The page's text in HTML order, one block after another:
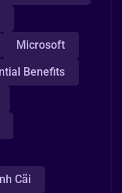
Microsoft
Benefits
Cãi